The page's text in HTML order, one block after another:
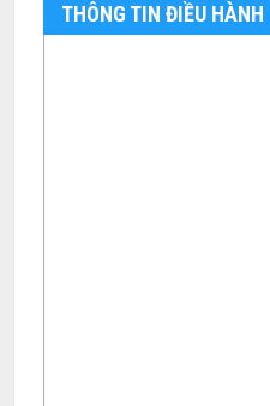
THÔNG TIN ĐIỀU HÀNH